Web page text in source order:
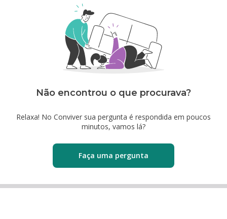
Não encontrou o que procurava?
Relaxa! No Conviver sua pergunta é respondida em poucos
minutos, vamos lá?
Faça uma pergunta